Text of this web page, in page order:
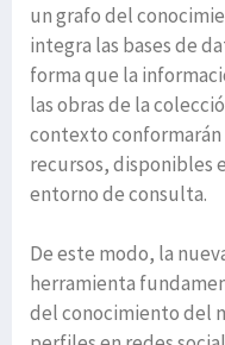
un grafo del
integra las bases de
forma que la
las obras de la
contexto
recursos, disponibles
entorno de consulta.
De este modo, la
herramienta
del conocimiento del